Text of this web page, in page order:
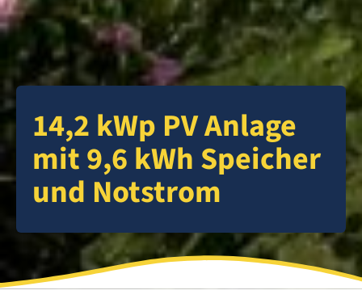
14,2 kWp PV Anlage
mit 9,6 kWh Speicher
und Notstrom